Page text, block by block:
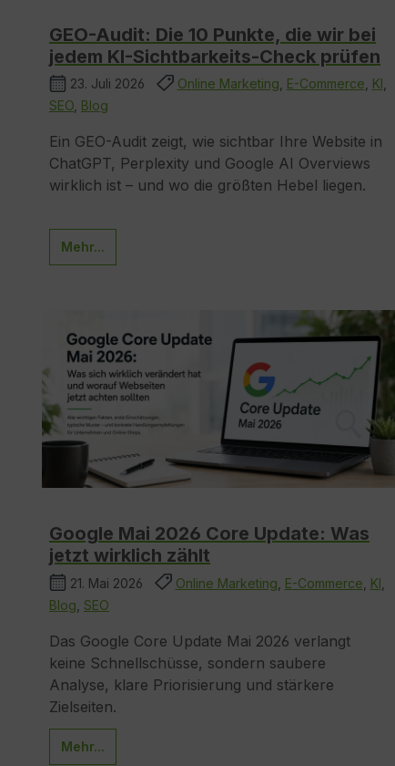
GEO-Audit: Die 10 Punkte, die wir bei
jedem KI-Sichtbarkeits-Check prüfen
23. Juli 2026 Online Marketing E-Commerce KI
SEO Blog
Ein GEO-Audit zeigt, wie sichtbar Ihre Website in
ChatGPT, Perplexity und Google AI Overviews
wirklich ist – und wo die größten Hebel liegen.
Mehr...
Google Mai 2026 Core Update: Was
jetzt wirklich zählt
21. Mai 2026 Online Marketing E-Commerce KI
Blog SEO
Das Google Core Update Mai 2026 verlangt
keine Schnellschüsse, sondern saubere
Analyse, klare Priorisierung und stärkere
Zielseiten.
Mehr...